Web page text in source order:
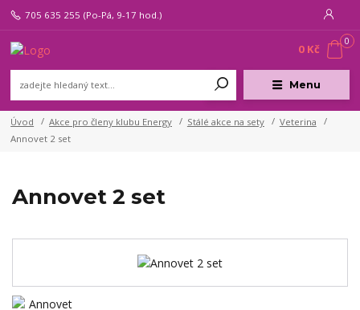
Menu
705 635 255 (Po-Pá, 9-17 hod.)
0
0 Kč
Úvod Akce pro členy klubu Energy Stálé akce na sety
Veterina
Annovet 2 set
Annovet 2 set